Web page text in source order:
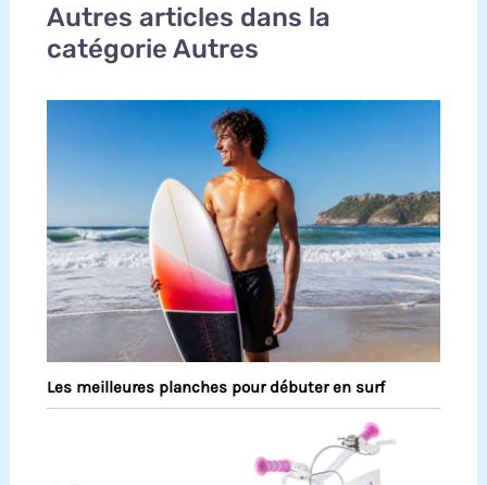
Autres articles dans la
catégorie Autres
Les meilleures planches pour débuter en surf